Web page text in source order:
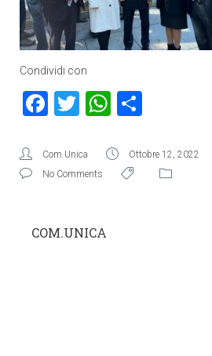
Condividi con
Facebook
TwitterWhatsApp
Com.Unica Ottobre 12, 2022
No Comments
COM.UNICA